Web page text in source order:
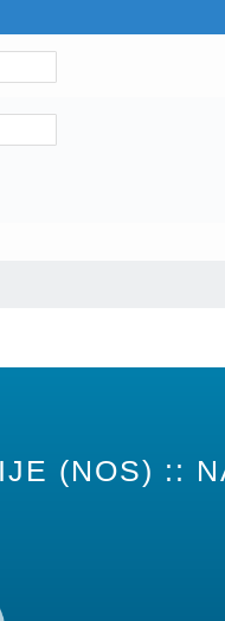
(NOS) ::